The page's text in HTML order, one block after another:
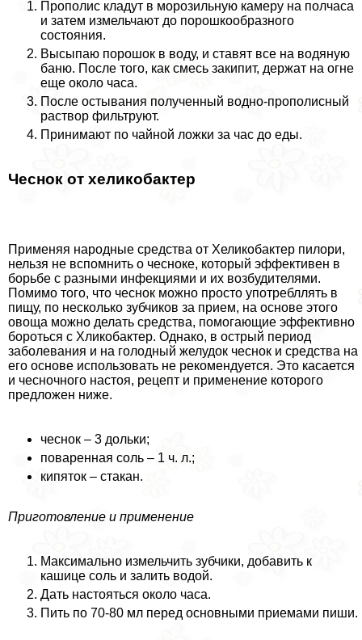
Прополис кладут в морозильную камеру на полчаса
и затем измельчают до порошкообразного
состояния.
Высыпаю порошок в воду, и ставят все на водяную
баню. После того, как смесь закипит, держат на огне
еще около часа.
После остывания полученный водно-прополисный
раствор фильтруют.
Принимают по чайной ложки за час до еды.
Чеснок от хеликобактер
Применяя народные средства от Хеликобактер пилори,
нельзя не вспомнить о чесноке, который эффективен в
борьбе с разными инфекциями и их возбудителями.
Помимо того, что чеснок можно просто употрeбллять в
пищу, по несколько зубчиков за прием, на основе этого
овоща можно делать средства, помогающие эффективно
бороться с Хликобактер. Однако, в острый период
заболевания и на голодный желудок чеснок и средства на
его основе использовать не рекомендуется. Это касается
и чесночного настоя, рецепт и применение которого
предложен ниже.
чеснок – 3 дольки;
поваренная соль – 1 ч. л.;
кипяток – стакан.
Приготовление и применение
Максимально измельчить зубчики, добавить к
кашице соль и залить водой.
Дать настояться около часа.
Пить по 70-80 мл перед основными приемами пиши.